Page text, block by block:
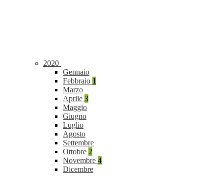
2020
Gennaio
Febbraio 1
Marzo
Aprile 3
Maggio
Giugno
Luglio
Agosto
Settembre
Ottobre 2
Novembre 4
Dicembre